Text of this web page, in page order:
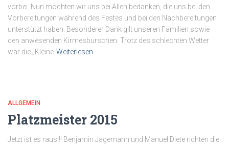
vorbei. Nun möchten wir uns bei Allen bedanken, die uns bei den
Vorbereitungen während des Festes und bei den Nachbereitungen
unterstützt haben. Besonderer Dank gilt unseren Familien sowie
den anwesenden Kirmesburschen. Trotz des schlechten Wetter
war die „Kleine Weiterlesen
ALLGEMEIN
Platzmeister 2015
Jetzt ist es raus!!! Benjamin Jagemann und Manuel Diete richten die